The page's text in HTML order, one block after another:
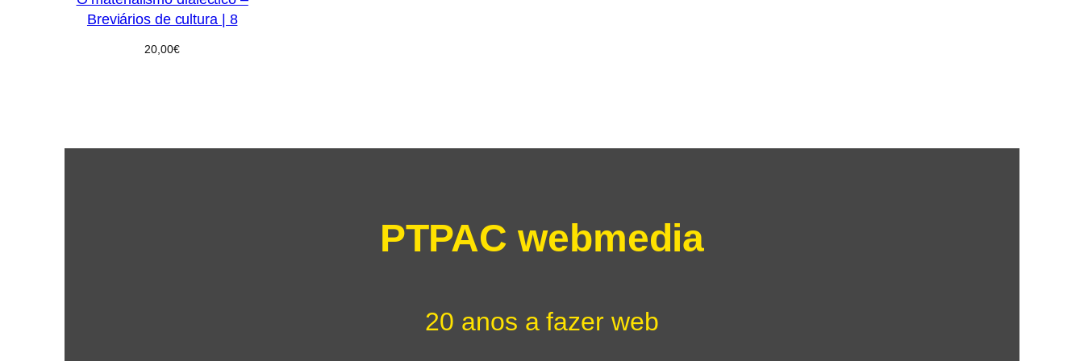
Breviários de cultura | 8
20,00€
PTPAC webmedia
20 anos a fazer web